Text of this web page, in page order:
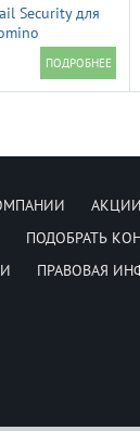
Security для
АКЦИИ
ПОДОБРАТЬ
ПРАВОВАЯ